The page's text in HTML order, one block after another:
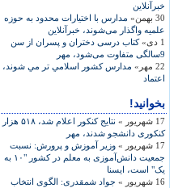
خبرآنلاین
30 بهمن»
مدارس با اختیارات محدود به حوزه
علمیه واگذار می‌شوند، خبرآنلاین
1 دی»
کتاب درسی دختران و پسران از سن
9سالگی متفاوت می‌شود، مهر
22 مهر»
مدارس کشور اسلامي تر مي شوند،
اعتماد
بخوانید!
17 شهریور »
نتايج کنکور اعلام شد، ۵۱۸ هزار
کنکوری دانشجو شدند، مهر
17 شهریور »
وزير آموزش و پرورش: نسبت
جمعيت دانش‌آموزی به معلم در کشور "۱۰ به
يک" است، ايسنا
16 شهریور »
جواد شمقدری: الگوی انتخاب